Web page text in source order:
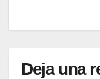
Deja una